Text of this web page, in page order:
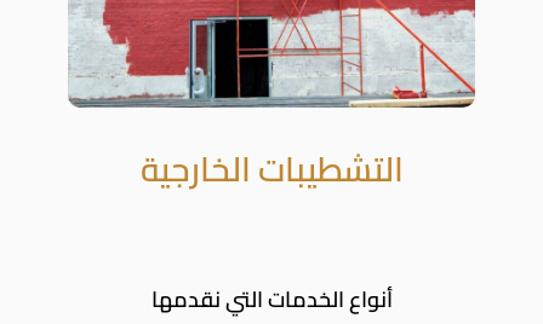
التشطيبات الخارجية
أنواع الخدمات التي نقدمها